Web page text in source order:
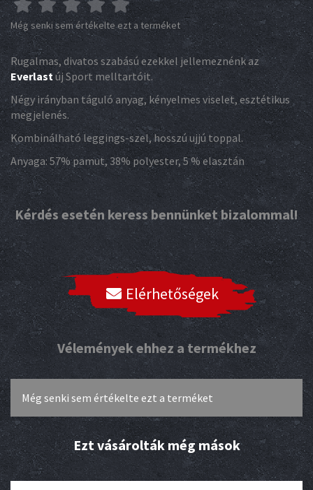
Még senki sem értékelte ezt a terméket
Rugalmas, divatos szabású ezekkel jellemeznénk az
Everlastúj Sport melltartóit.
Négy irányban táguló anyag, kényelmes viselet, esztétikus
megjelenés.
Kombinálható leggings-szel, hosszú ujjú toppal.
Anyaga: 57% pamut, 38% polyester, 5 % elasztán
Kérdés esetén keress bennünket bizalommal!
Elérhetőségek
Vélemények ehhez a termékhez
Még senki sem értékelte ezt a terméket
Ezt vásárolták még mások